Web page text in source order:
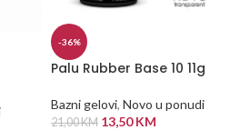
-36%
Palu Rubber Base 10 11g
Bazni gelovi, Novo u ponudi
21,00KM 13,50KM